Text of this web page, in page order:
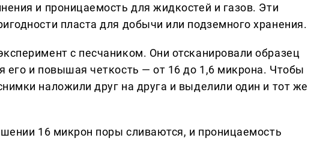
и проницаемость для жидкостей и газов. Эти
пласта для добычи или подземного хранения.
с песчаником. Они отсканировали образец
и повышая четкость — от 16 до 1,6 микрона. Чтобы
наложили друг на друга и выделили один и тот же
16 микрон поры сливаются, и проницаемость